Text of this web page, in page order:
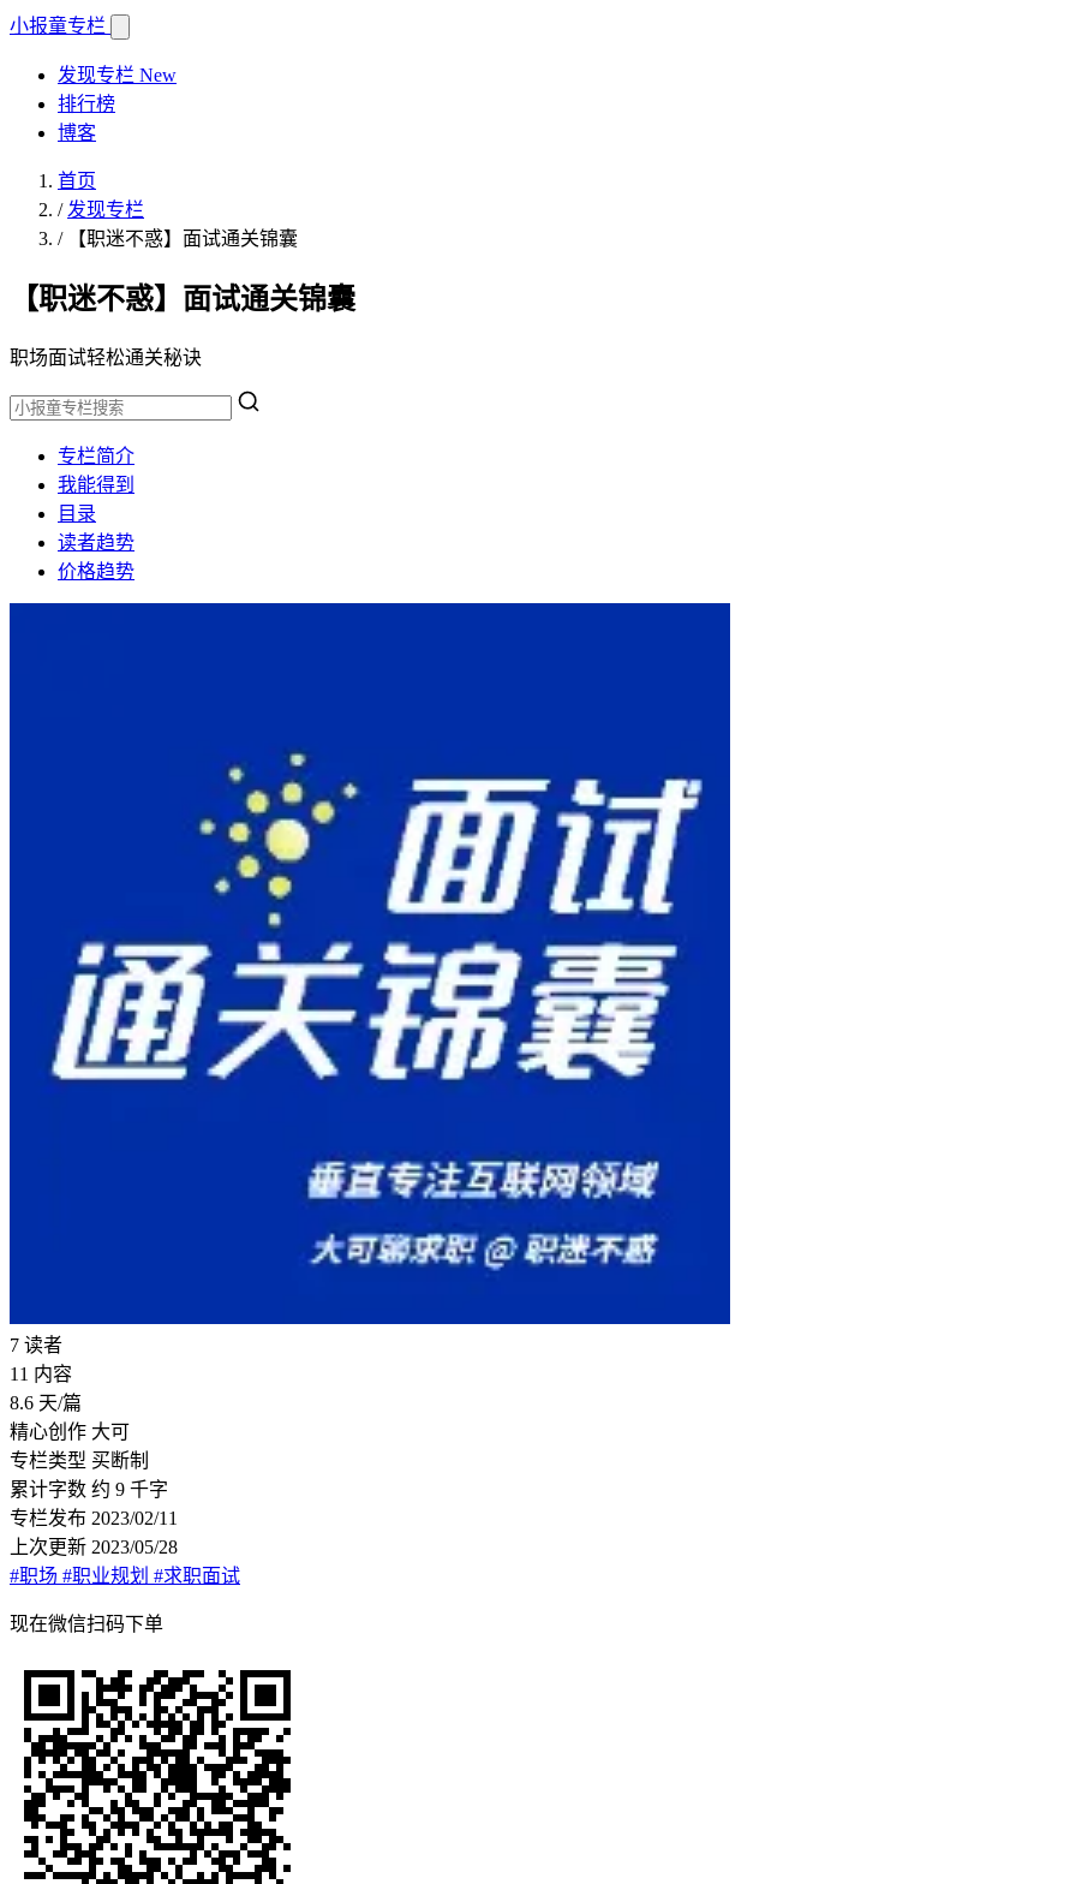
小报童专栏
发现专栏 New
排行榜
博客
首页
/ 发现专栏
/
【职迷不惑】面试通关锦囊
【职迷不惑】面试通关锦囊
职场面试轻松通关秘诀
专栏简介
我能得到
目录
读者趋势
价格趋势
7 读者
11 内容
8.6 天/篇
精心创作 大可
专栏类型 买断制
累计字数 约 9 千字
专栏发布 2023/02/11
上次更新 2023/05/28
#职场 #职业规划 #求职面试
现在微信扫码下单